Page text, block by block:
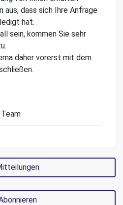
aus, dass sich Ihre Anfrage
hat.
sein, kommen Sie sehr
daher vorerst mit dem